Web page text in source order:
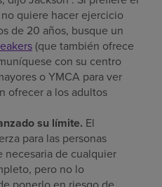
quiere hacer ejercicio
de 20 años, busque un
(que también ofrece
con su centro
o YMCA para ver
ofrecer a los adultos
su límite. El
para las personas
necesaria de cualquier
pero no lo